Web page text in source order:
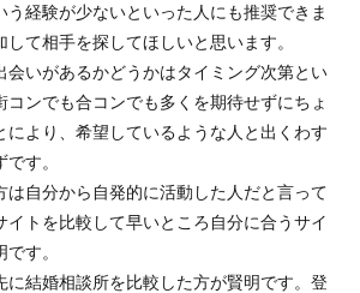
う経験が少ないといった人にも推奨できま
て相手を探してほしいと思います。
会いがあるかどうかはタイミング次第とい
コンでも合コンでも多くを期待せずにちょ
により、希望しているような人と出くわす
す。
は自分から自発的に活動した人だと言って
イトを比較して早いところ自分に合うサイ
す。
に結婚相談所を比較した方が賢明です。登